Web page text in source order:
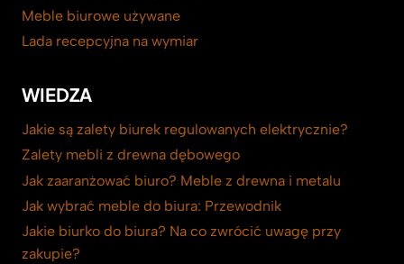
Meble biurowe używane
Lada recepcyjna na wymiar
WIEDZA
Jakie są zalety biurek regulowanych elektrycznie?
Zalety mebli z drewna dębowego
Jak zaaranżować biuro? Meble z drewna i metalu
Jak wybrać meble do biura: Przewodnik
Jakie biurko do biura? Na co zwrócić uwagę przy
zakupie?